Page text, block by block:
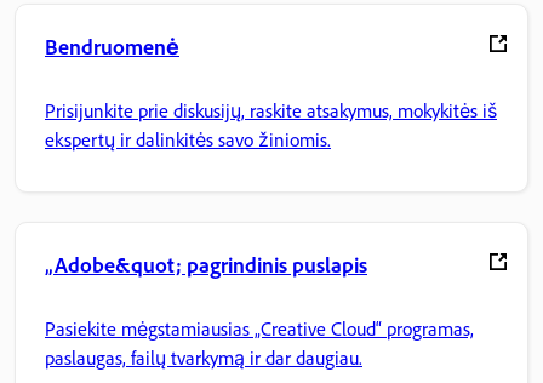
Bendruomenė
Prisijunkite prie diskusijų, raskite atsakymus, mokykitės iš
ekspertų ir dalinkitės savo žiniomis.
„Adobe&quot; pagrindinis puslapis
Pasiekite mėgstamiausias „Creative Cloud“ programas,
paslaugas, failų tvarkymą ir dar daugiau.